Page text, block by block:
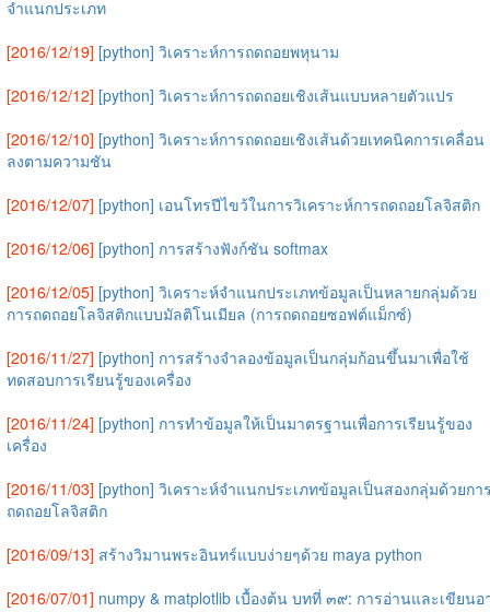
จำแนกประเภท
[2016/12/19] [python] วิเคราะห์การถดถอยพหุนาม
[2016/12/12] [python] วิเคราะห์การถดถอยเชิงเส้นแบบหลายตัวแปร
[2016/12/10] [python] วิเคราะห์การถดถอยเชิงเส้นด้วยเทคนิคการเคลื่อน
ลงตามความชัน
[2016/12/07] [python] เอนโทรปีไขว้ในการวิเคราะห์การถดถอยโลจิสติก
[2016/12/06] [python] การสร้างฟังก์ชัน softmax
[2016/12/05] [python] วิเคราะห์จำแนกประเภทข้อมูลเป็นหลายกลุ่มด้วย
การถดถอยโลจิสติกแบบมัลติโนเมียล (การถดถอยซอฟต์แม็กซ์)
[2016/11/27] [python] การสร้างจำลองข้อมูลเป็นกลุ่มก้อนขึ้นมาเพื่อใช้
ทดสอบการเรียนรู้ของเครื่อง
[2016/11/24] [python] การทำข้อมูลให้เป็นมาตรฐานเพื่อการเรียนรู้ของ
เครื่อง
[2016/11/03] [python] วิเคราะห์จำแนกประเภทข้อมูลเป็นสองกลุ่มด้วยกา
ถดถอยโลจิสติก
[2016/09/13] สร้างวิมานพระอินทร์แบบง่ายๆด้วย maya python
[2016/07/01] numpy & matplotlib เบื้องต้น บทที่ ๓๙: การอ่านและเขียนอ